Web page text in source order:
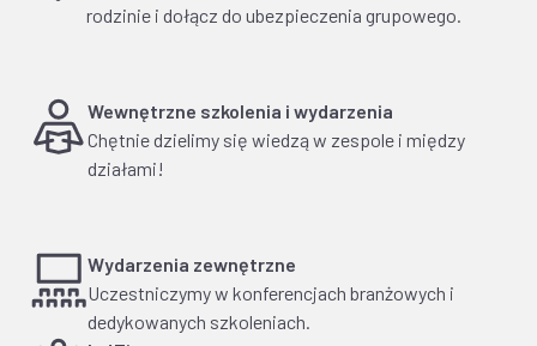
rodzinie i dołącz do ubezpieczenia grupowego.
Wewnętrzne szkolenia i wydarzenia
Chętnie dzielimy się wiedzą w zespole i między
działami!
Wydarzenia zewnętrzne
Uczestniczymy w konferencjach branżowych i
dedykowanych szkoleniach.